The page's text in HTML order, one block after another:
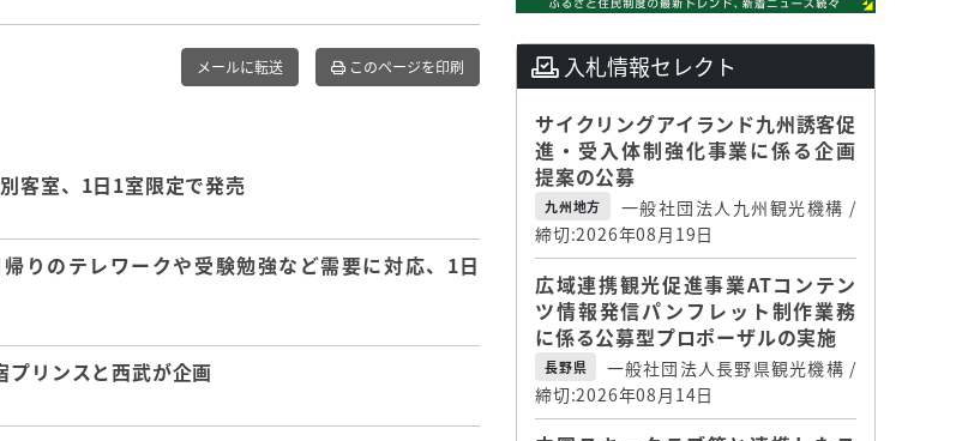
メールに転送 このページを印刷
客室、1日1室限定で発売
りのテレワークや受験勉強など需要に対応、1日
プリンスと西武が企画
入札情報セレクト
サイクリングアイランド九州誘客促
進・受入体制強化事業に係る企画
提案の公募
九州地方
一般社団法人九州観光機構 /
締切:2026年08月19日
広域連携観光促進事業ATコンテン
ツ情報発信パンフレット制作業務
に係る公募型プロポーザルの実施
長野県
一般社団法人長野県観光機構 /
締切:2026年08月14日